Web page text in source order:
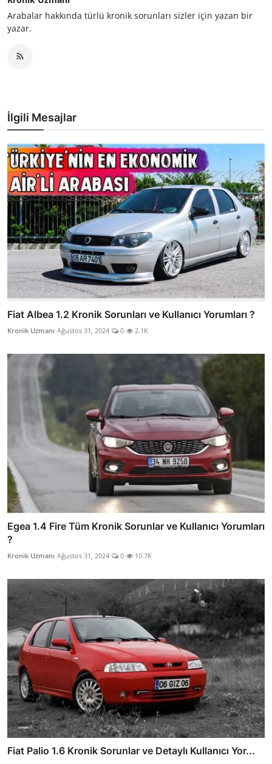
Arabalar hakkında türlü kronik sorunları sizler için yazan bir
yazar.
İlgili Mesajlar
Fiat Albea 1.2 Kronik Sorunları ve Kullanıcı Yorumları ?
Kronik Uzmanı Ağustos 31, 2024 0 2.1K
Egea 1.4 Fire Tüm Kronik Sorunlar ve Kullanıcı Yorumları
?
Kronik Uzmanı Ağustos 31, 2024 0 10.7K
Fiat Palio 1.6 Kronik Sorunlar ve Detaylı Kullanıcı Yor...